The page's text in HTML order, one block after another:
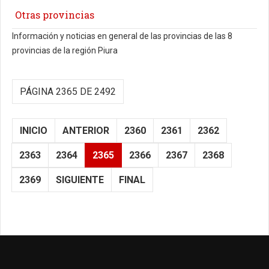
Otras provincias
Información y noticias en general de las provincias de las 8
provincias de la región Piura
PÁGINA 2365 DE 2492
INICIO ANTERIOR 2360 2361 2362
2363 2364 2365 2366 2367 2368
2369 SIGUIENTE FINAL